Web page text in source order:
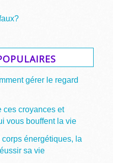
gérer le regard
ces croyances et
vous bouffent la vie
énergétiques, la
sa vie